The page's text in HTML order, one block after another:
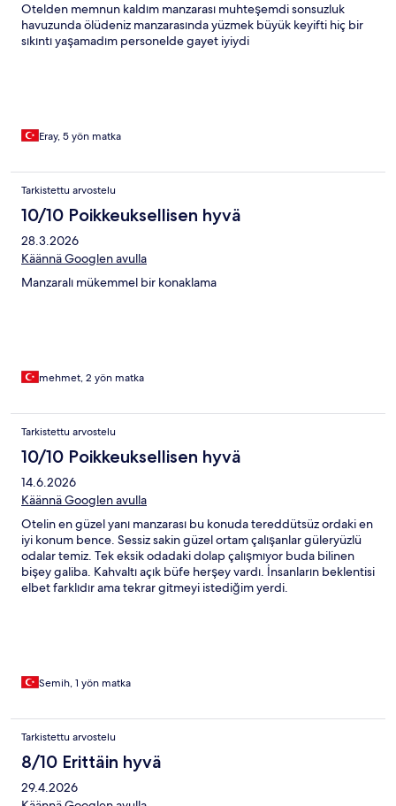
Otelden memnun kaldım manzarası muhteşemdi sonsuzluk
havuzunda ölüdeniz manzarasında yüzmek büyük keyifti hiç bir
sıkıntı yaşamadım personelde gayet iyiydi
Eray, 5 yön matka
Tarkistettu arvostelu
10/10 Poikkeuksellisen hyvä
28.3.2026
Käännä Googlen avulla
Manzaralı mükemmel bir konaklama
mehmet, 2 yön matka
Tarkistettu arvostelu
10/10 Poikkeuksellisen hyvä
14.6.2026
Käännä Googlen avulla
Otelin en güzel yanı manzarası bu konuda tereddütsüz ordaki en
iyi konum bence. Sessiz sakin güzel ortam çalışanlar güleryüzlü
odalar temiz. Tek eksik odadaki dolap çalışmıyor buda bilinen
bişey galiba. Kahvaltı açık büfe herşey vardı. İnsanların beklentisi
elbet farklıdır ama tekrar gitmeyi istediğim yerdi.
Semih, 1 yön matka
Tarkistettu arvostelu
8/10 Erittäin hyvä
29.4.2026